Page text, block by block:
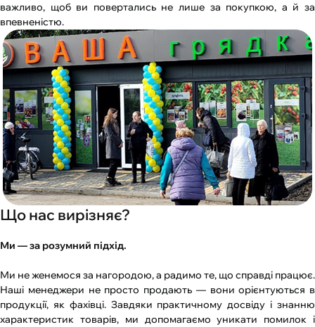
важливо, щоб ви повертались не лише за покупкою, а й за
впевненістю.
Що нас вирізняє?
Ми — за розумний підхід.
Ми не женемося за нагородою, а радимо те, що справді працює.
Наші менеджери не просто продають — вони орієнтуються в
продукції, як фахівці. Завдяки практичному досвіду і знанню
характеристик товарів, ми допомагаємо уникати помилок і